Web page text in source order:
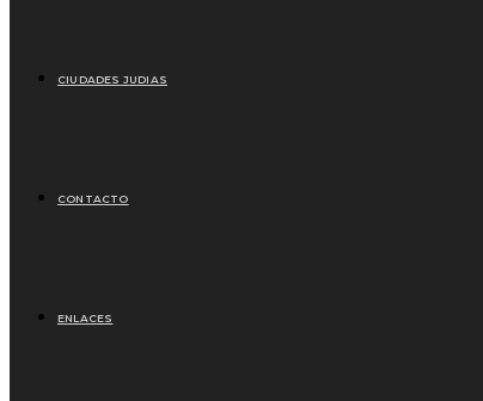
CIUDADES JUDIAS
CONTACTO
ENLACES